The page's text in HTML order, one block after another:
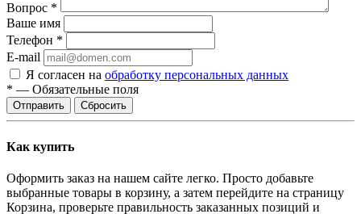
Вопрос *
Ваше имя
Телефон *
E-mail
Я согласен на обработку персональных данных
* — Обязательные поля
Отправить Сбросить
Как купить
Оформить заказ на нашем сайте легко. Просто добавьте
выбранные товары в корзину, а затем перейдите на страницу
Корзина, проверьте правильность заказанных позиций и